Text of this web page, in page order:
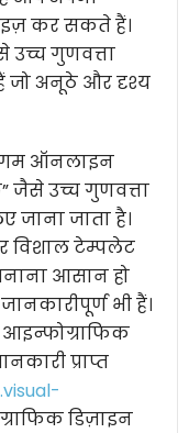
कर सकते हैं।
गुणवत्ता
जो अनूठे और दृश्य
ऑनलाइन
जैसे उच्च गुणवत्ता
जाता है।
विशाल टेम्पलेट
आसान हो
भी हैं।
प्राप्त
डिज़ाइन